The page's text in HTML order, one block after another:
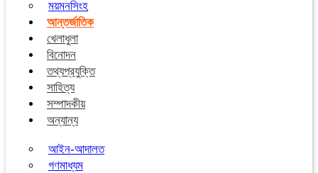
ময়মনসিংহ
আন্তর্জাতিক
খেলাধুলা
বিনোদন
তথ্যপ্রযুক্তি
সাহিত্য
সম্পাদকীয়
অন্যান্য
আইন-আদালত
গণমাধ্যম